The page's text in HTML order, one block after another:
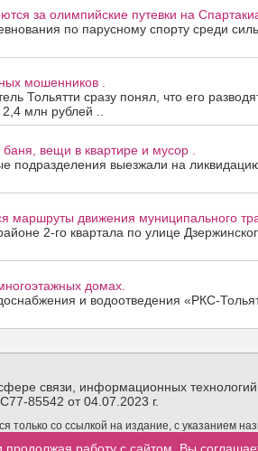
за олимпийские путевки на
по парусному спорту среди
мошенников .
Тольятти сразу понял, что его
млн рублей ..
вещи в квартире и мусор .
подразделения выезжали на
маршруты движения муниципального
2-го квартала по улице
домах.
и водоотведения «РКС-
связи, информационных
85542 от 04.07.2023 г.
только со ссылкой на издание, с указанием